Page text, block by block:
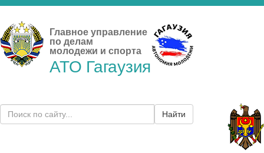
Главное управление
по делам
молодежи и спорта
АТО Гагаузия
Найти